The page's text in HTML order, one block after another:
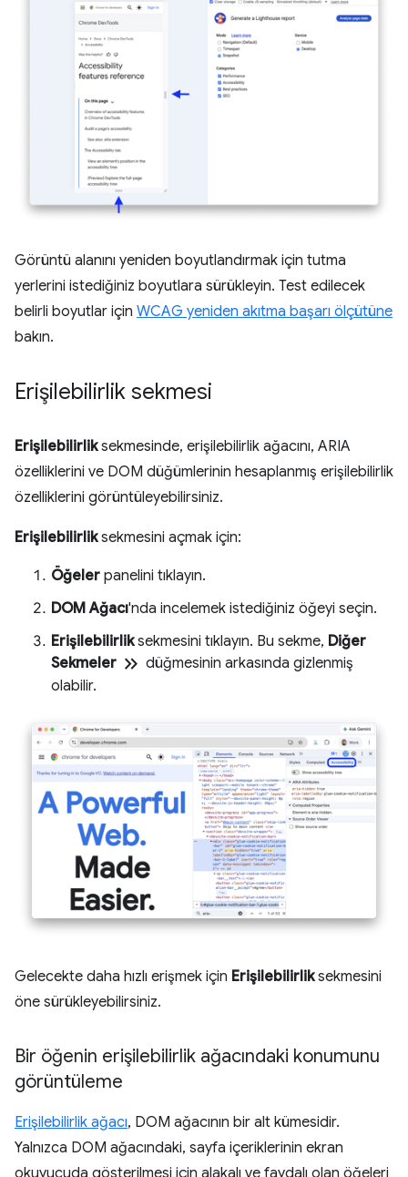
Görüntü alanını yeniden boyutlandırmak için tutma
yerlerini istediğiniz boyutlara sürükleyin. Test edilecek
belirli boyutlar için WCAG yeniden akıtma başarı ölçütüne
bakın.
Erişilebilirlik sekmesi
Erişilebilirliksekmesinde, erişilebilirlik ağacını, ARIA
özelliklerini ve DOM düğümlerinin hesaplanmış erişilebilirlik
özelliklerini görüntüleyebilirsiniz.
Erişilebilirliksekmesini açmak için:
Öğeler panelini tıklayın.
DOM Ağacı'nda incelemek istediğiniz öğeyi seçin.
Erişilebilirliksekmesini tıklayın. Bu sekme, Diğer
Sekmeler keyboard_double_arrow_right düğmesinin arkasında gizlenmiş
olabilir.
Gelecekte daha hızlı erişmek için Erişilebilirliksekmesini
öne sürükleyebilirsiniz.
Bir öğenin erişilebilirlik ağacındaki konumunu
görüntüleme
Erişilebilirlik ağacı, DOM ağacının bir alt kümesidir.
Yalnızca DOM ağacındaki, sayfa içeriklerinin ekran